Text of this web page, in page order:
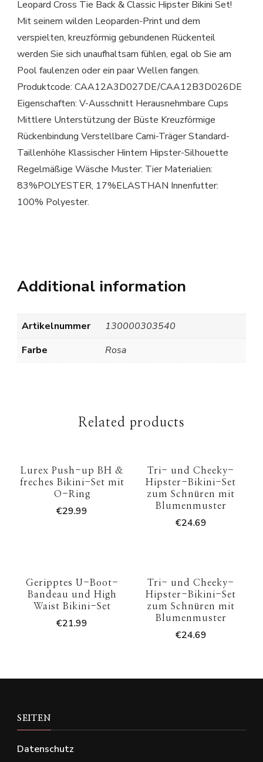
Leopard Cross Tie Back & Classic Hipster Bikini Set!
Mit seinem wilden Leoparden-Print und dem
verspielten, kreuzförmig gebundenen Rückenteil
werden Sie sich unaufhaltsam fühlen, egal ob Sie am
Pool faulenzen oder ein paar Wellen fangen.
Produktcode: CAA12A3D027DE/CAA12B3D026DE
Eigenschaften: V-Ausschnitt Herausnehmbare Cups
Mittlere Unterstützung der Büste Kreuzförmige
Rückenbindung Verstellbare Cami-Träger Standard-
Taillenhöhe Klassischer Hintern Hipster-Silhouette
Regelmäßige Wäsche Muster: Tier Materialien:
83%POLYESTER, 17%ELASTHAN Innenfutter:
100% Polyester.
Additional information
Artikelnummer
130000303540
Farbe
Rosa
Related products
Lurex Push-up BH &
freches Bikini-Set mit
O-Ring
€29.99
Tri- und Cheeky-
Hipster-Bikini-Set
zum Schnüren mit
Blumenmuster
€24.69
Geripptes U-Boot-
Bandeau und High
Waist Bikini-Set
€21.99
Tri- und Cheeky-
Hipster-Bikini-Set
zum Schnüren mit
Blumenmuster
€24.69
SEITEN
Datenschutz